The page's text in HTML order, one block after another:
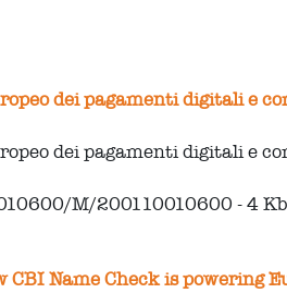
dei pagamenti digitali e
dei pagamenti digitali e
M/200110010600 - 4 Kb
Name Check is powering